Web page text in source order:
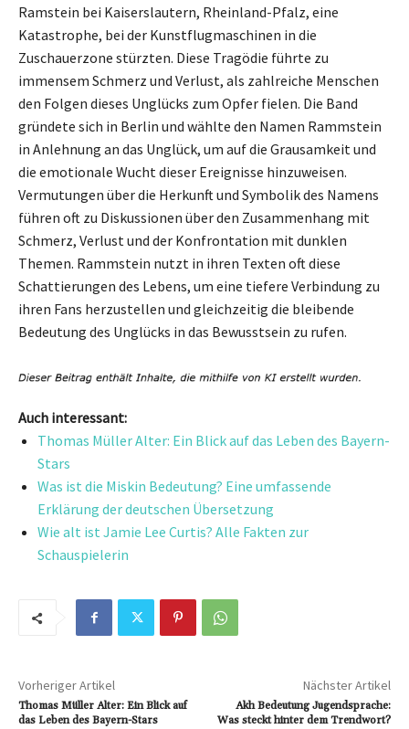
Ramstein bei Kaiserslautern, Rheinland-Pfalz, eine
Katastrophe, bei der Kunstflugmaschinen in die
Zuschauerzone stürzten. Diese Tragödie führte zu
immensem Schmerz und Verlust, als zahlreiche Menschen
den Folgen dieses Unglücks zum Opfer fielen. Die Band
gründete sich in Berlin und wählte den Namen Rammstein
in Anlehnung an das Unglück, um auf die Grausamkeit und
die emotionale Wucht dieser Ereignisse hinzuweisen.
Vermutungen über die Herkunft und Symbolik des Namens
führen oft zu Diskussionen über den Zusammenhang mit
Schmerz, Verlust und der Konfrontation mit dunklen
Themen. Rammstein nutzt in ihren Texten oft diese
Schattierungen des Lebens, um eine tiefere Verbindung zu
ihren Fans herzustellen und gleichzeitig die bleibende
Bedeutung des Unglücks in das Bewusstsein zu rufen.
Auch interessant:
Thomas Müller Alter: Ein Blick auf das Leben des Bayern-
Stars
Was ist die Miskin Bedeutung? Eine umfassende
Erklärung der deutschen Übersetzung
Wie alt ist Jamie Lee Curtis? Alle Fakten zur
Schauspielerin
Vorheriger Artikel
Thomas Müller Alter: Ein Blick auf
das Leben des Bayern-Stars
Nächster Artikel
Akh Bedeutung Jugendsprache:
Was steckt hinter dem Trendwort?